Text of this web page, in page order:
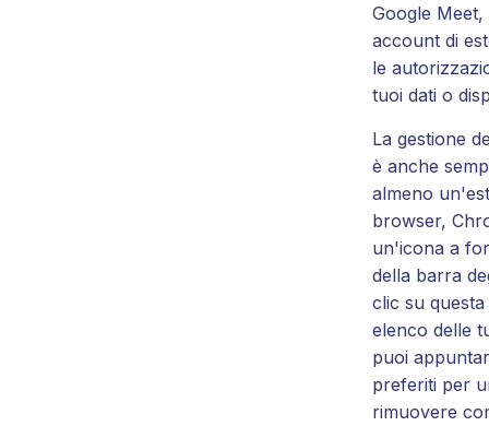
Google
account di
le
tuoi dati o
La gestione
è anche
almeno
browser,
un'icona a
della barra
clic su
elenco delle
puoi
preferiti per
rimuovere